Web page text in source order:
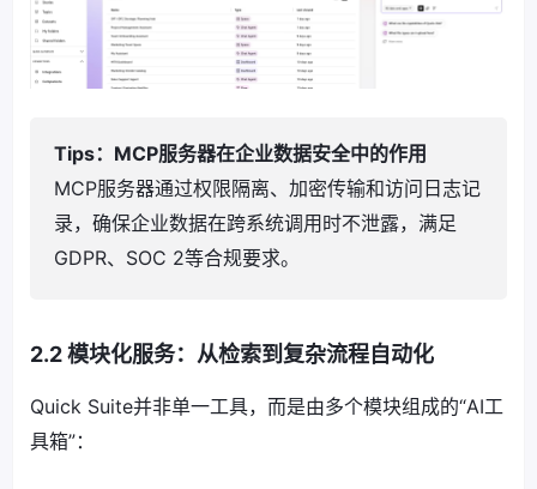
Tips：MCP服务器在企业数据安全中的作用
MCP服务器通过权限隔离、加密传输和访问日志记
录，确保企业数据在跨系统调用时不泄露，满足
GDPR、SOC 2等合规要求。
2.2 模块化服务：从检索到复杂流程自动化
Quick Suite并非单一工具，而是由多个模块组成的“AI工
具箱”：